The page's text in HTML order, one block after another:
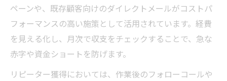
ペーンや、既存顧客向けのダイレクトメールがコストパ
フォーマンスの高い施策として活用されています。経費
を見える化し、月次で収支をチェックすることで、急な
赤字や資金ショートを防げます。
リピーター獲得においては、作業後のフォローコールや